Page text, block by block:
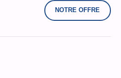
NOTRE OFFRE